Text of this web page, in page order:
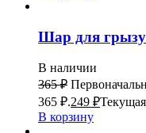
Шар для
В наличии
365₽
365 ₽.249 ₽
В корзину